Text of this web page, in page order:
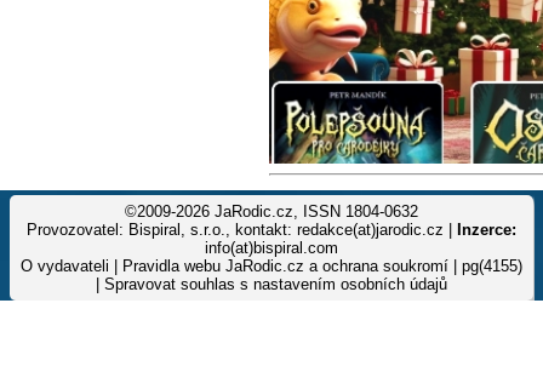
©2009-2026 JaRodic.cz, ISSN 1804-0632
Provozovatel: Bispiral, s.r.o., kontakt: redakce(at)jarodic.cz |
Inzerce:
info(at)bispiral.com
O vydavateli
Pravidla webu JaRodic.cz a ochrana soukromí | pg(4155)
Spravovat souhlas s nastavením osobních údajů